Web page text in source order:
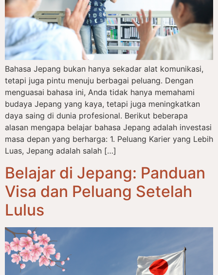
Bahasa Jepang bukan hanya sekadar alat komunikasi,
tetapi juga pintu menuju berbagai peluang. Dengan
menguasai bahasa ini, Anda tidak hanya memahami
budaya Jepang yang kaya, tetapi juga meningkatkan
daya saing di dunia profesional. Berikut beberapa
alasan mengapa belajar bahasa Jepang adalah investasi
masa depan yang berharga: 1. Peluang Karier yang Lebih
Luas, Jepang adalah salah […]
Belajar di Jepang: Panduan
Visa dan Peluang Setelah
Lulus